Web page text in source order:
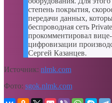
степень покрытия,
передачи данных,
беспроводная сеть
прокомментировал
цифровизации
Сергей Казанцев.
Источник: nlmk.com
Фото: sgok.nlmk.com